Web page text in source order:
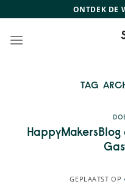
naar
inhoud
ONTDEK DE
TAG
GEPLAATST OP